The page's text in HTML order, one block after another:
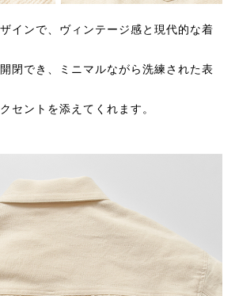
インで、ヴィンテージ感と現代的な着
閉でき、ミニマルながら洗練された表
セントを添えてくれます。